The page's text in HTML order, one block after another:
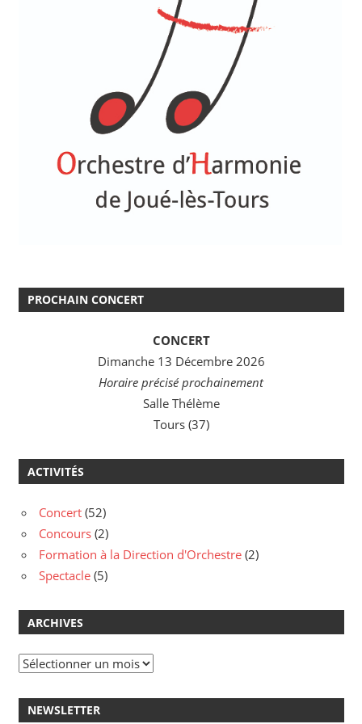
PROCHAIN CONCERT
CONCERT
Dimanche 13 Décembre 2026
Horaire précisé prochainement
Salle Thélème
Tours (37)
ACTIVITÉS
Concert (52)
Concours (2)
Formation à la Direction d'Orchestre (2)
Spectacle (5)
ARCHIVES
Archives
NEWSLETTER